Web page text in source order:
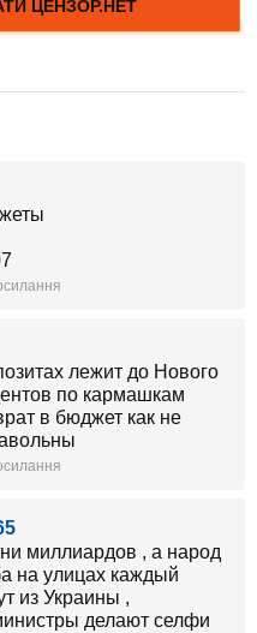
лежит до Нового
по кармашкам
в бюджет как не
миллиардов , а народ
на улицах каждый
из Украины ,
делают селфи